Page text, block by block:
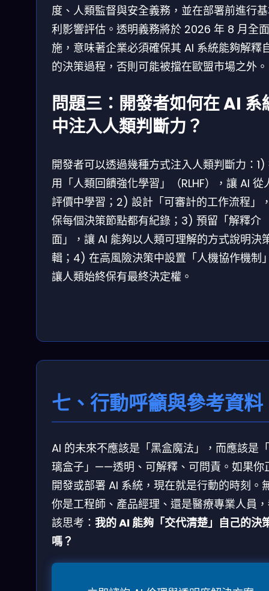
度、人類監督與安全義務，並在部署前進行
利影響評估。透明義務將於 2026 年 8 月全
施，意味著企業必須確保其 AI 系統能夠解釋
的決策過程，否則可能被擋在歐盟市場之外。
問題三：開發者如何在 AI 系
中注入人類判斷力？
開發者可以透過幾種方式注入人類判斷力：1)
用「人類回饋強化學習」（RLHF），讓 AI 從
評價中學習；2) 設計「可審計的工作流程」
保每個決策節點都有紀錄；3) 預留「解釋介
面」，讓 AI 能夠以人類可理解的方式說明決
輯；4) 在高風險決策中設置「人機協作機制
讓人類始終保有最終決定權。
七、行動呼籲與參考資料
AI 的未來不應該是「黑盒魔法」，而應該是
璃盒子」——透明、可解釋、可問責。如果你
開發或部署 AI 系統，現在就是行動的時刻。
你是工程師、產品經理、還是醫療專業人員
該思考： 我的 AI 能夠「交代清楚」自己的決
嗎？